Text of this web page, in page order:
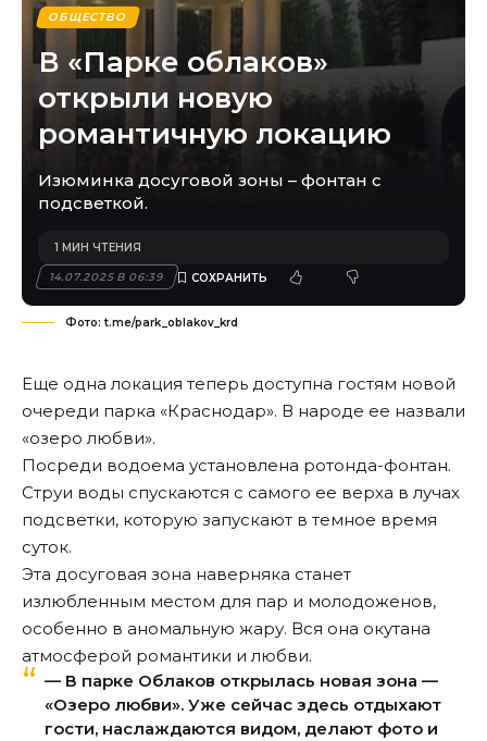
ОБЩЕСТВО
В «Парке облаков»
открыли новую
романтичную локацию
Изюминка досуговой зоны – фонтан с
подсветкой.
14.07.2025 В 06:39
1 МИН ЧТЕНИЯ
Фото: t.me/park_oblakov_krd
Еще одна локация теперь доступна гостям новой
очереди парка «Краснодар». В народе ее назвали
«озеро любви».
Посреди водоема установлена ротонда-фонтан.
Струи воды спускаются с самого ее верха в лучах
подсветки, которую запускают в темное время
суток.
Эта досуговая зона наверняка станет
излюбленным местом для пар и молодоженов,
особенно в аномальную жару. Вся она окутана
атмосферой романтики и любви.
— В парке Облаков открылась новая зона —
«Озеро любви». Уже сейчас здесь отдыхают
гости, наслаждаются видом, делают фото и